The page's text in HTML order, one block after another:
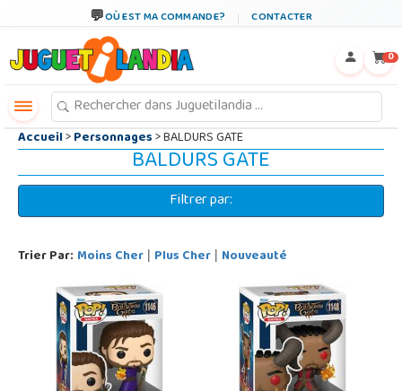
OÙ EST MA COMMANDE? CONTACTER
0
Accueil>Personnages> BALDURS GATE
BALDURS GATE
Filtrer par:
Trier Par: Moins Cher | Plus Cher | Nouveauté